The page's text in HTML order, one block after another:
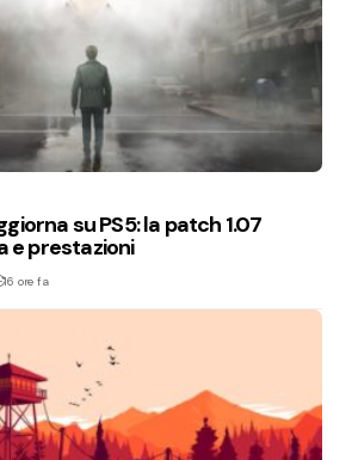
su PS5: la patch 1.07
e prestazioni
16 ore fa